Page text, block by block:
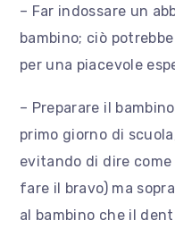
– Far indossare un
bambino; ciò
per una piacevole
– Preparare il
primo giorno di
evitando di dire
fare il bravo) ma
al bambino che il